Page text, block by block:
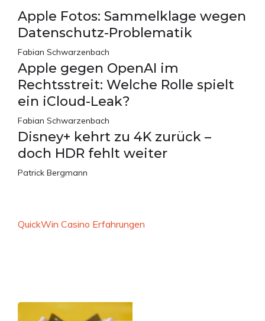
Apple Fotos: Sammelklage wegen
Datenschutz-Problematik
Fabian Schwarzenbach
Apple gegen OpenAI im
Rechtsstreit: Welche Rolle spielt
ein iCloud-Leak?
Fabian Schwarzenbach
Disney+ kehrt zu 4K zurück –
doch HDR fehlt weiter
Patrick Bergmann
QuickWin Casino Erfahrungen